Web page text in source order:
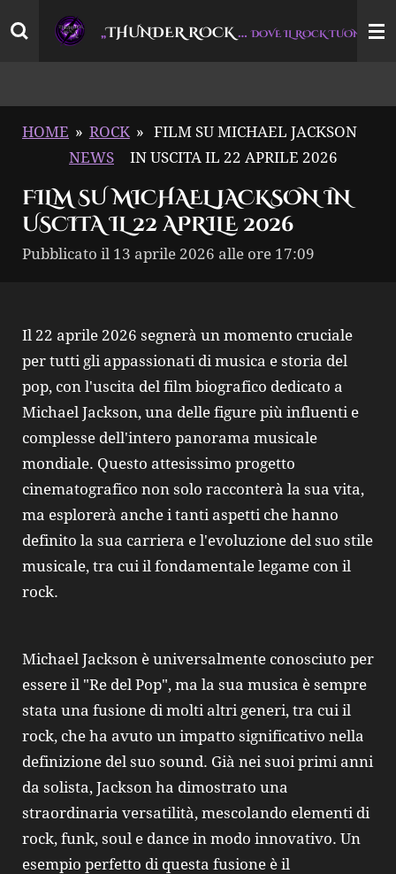
Vai
„THUNDER ROCK…DOVE IL ROCK TUONA “
HOME » ROCK
NEWS
» FILM SU MICHAEL JACKSON
IN USCITA IL 22 APRILE 2026
FILM SU MICHAEL JACKSON IN
USCITA IL 22 APRILE 2026
Pubblicato il 13 aprile 2026 alle ore 17:09
Il 22 aprile 2026 segnerà un momento cruciale
per tutti gli appassionati di musica e storia del
pop, con l'uscita del film biografico dedicato a
Michael Jackson, una delle figure più influenti e
complesse dell'intero panorama musicale
mondiale. Questo attesissimo progetto
cinematografico non solo racconterà la sua vita,
ma esplorerà anche i tanti aspetti che hanno
definito la sua carriera e l'evoluzione del suo stile
musicale, tra cui il fondamentale legame con il
rock.
Michael Jackson è universalmente conosciuto per
essere il "Re del Pop", ma la sua musica è sempre
stata una fusione di molti altri generi, tra cui il
rock, che ha avuto un impatto significativo nella
definizione del suo sound. Già nei suoi primi anni
da solista, Jackson ha dimostrato una
straordinaria versatilità, mescolando elementi di
rock, funk, soul e dance in modo innovativo. Un
esempio perfetto di questa fusione è il